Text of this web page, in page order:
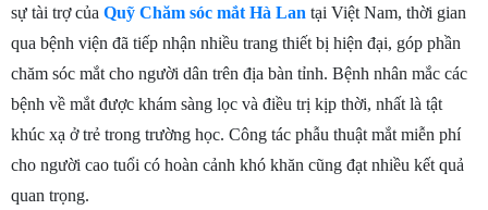
sự tài trợ của Quỹ Chăm sóc mắt Hà Lan tại Việt Nam, thời gian
qua bệnh viện đã tiếp nhận nhiều trang thiết bị hiện đại, góp phần
chăm sóc mắt cho người dân trên địa bàn tỉnh. Bệnh nhân mắc các
bệnh về mắt được khám sàng lọc và điều trị kịp thời, nhất là tật
khúc xạ ở trẻ trong trường học. Công tác phẫu thuật mắt miễn phí
cho người cao tuổi có hoàn cảnh khó khăn cũng đạt nhiều kết quả
quan trọng.